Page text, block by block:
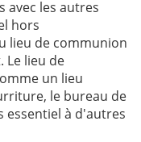
avec les autres
hors
lieu de communion
Le lieu de
un lieu
le bureau de
essentiel à d'autres